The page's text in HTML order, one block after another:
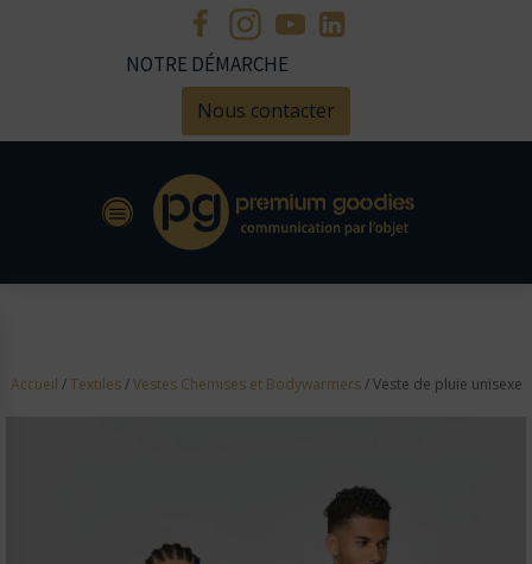
NOTRE DÉMARCHE
Nous contacter
Accueil /Textiles/Vestes Chemises et Bodywarmers/ Veste de pluie unisexe